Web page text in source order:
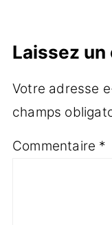
Laissez
Votre adresse
champs
Commentaire *